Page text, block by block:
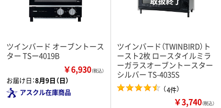
ツインバード オーブントース
ター TSー4019B
￥6,930（税込）
お届け日：8月9日（日）
アスクル在庫商品
ツインバード（TWINBIRD）ト
ースト2枚 ロースタイルミラ
ーガラスオーブントースター
シルバー TS-4035S
（4件）
￥3,740（税込）